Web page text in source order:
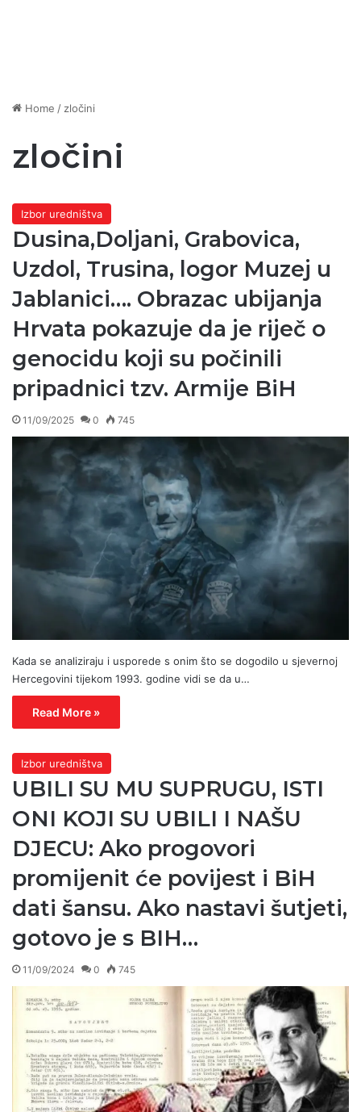
Home / zločini
zločini
Izbor uredništva
Dusina,Doljani, Grabovica,
Uzdol, Trusina, logor Muzej u
Jablanici…. Obrazac ubijanja
Hrvata pokazuje da je riječ o
genocidu koji su počinili
pripadnici tzv. Armije BiH
11/09/2025 0 745
Kada se analiziraju i usporede s onim što se dogodilo u sjevernoj
Hercegovini tijekom 1993. godine vidi se da u…
Read More »
Izbor uredništva
UBILI SU MU SUPRUGU, ISTI
ONI KOJI SU UBILI I NAŠU
DJECU: Ako progovori
promijenit će povijest i BiH
dati šansu. Ako nastavi šutjeti,
gotovo je s BIH…
11/09/2024 0 745